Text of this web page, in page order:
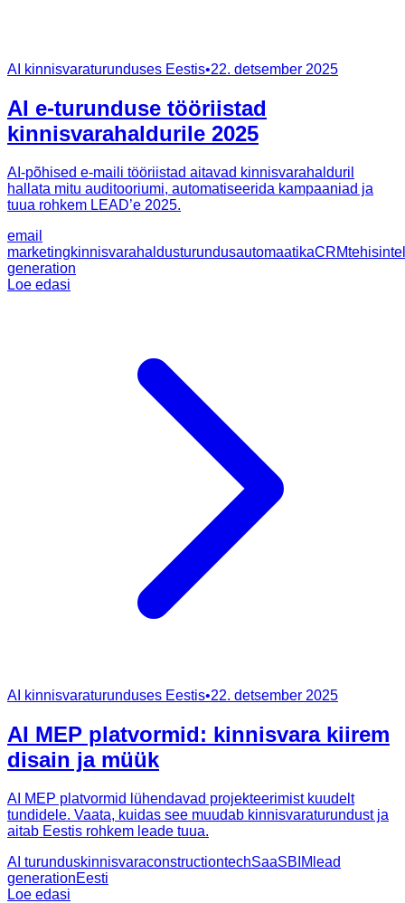
AI kinnisvaraturunduses Eestis•22. detsember 2025
AI e-turunduse tööriistad
kinnisvarahaldurile 2025
AI-põhised e-maili tööriistad aitavad kinnisvarahalduril
hallata mitu auditooriumi, automatiseerida kampaaniad ja
tuua rohkem LEAD’e 2025.
email
marketingkinnisvarahaldusturundusautomaatikaCRM
generation
Loe edasi
AI kinnisvaraturunduses Eestis•22. detsember 2025
AI MEP platvormid: kinnisvara kiirem
disain ja müük
AI MEP platvormid lühendavad projekteerimist kuudelt
tundidele. Vaata, kuidas see muudab kinnisvaraturundust ja
aitab Eestis rohkem leade tuua.
AI turunduskinnisvaraconstructiontechSaaSBIM lead
generationEesti
Loe edasi